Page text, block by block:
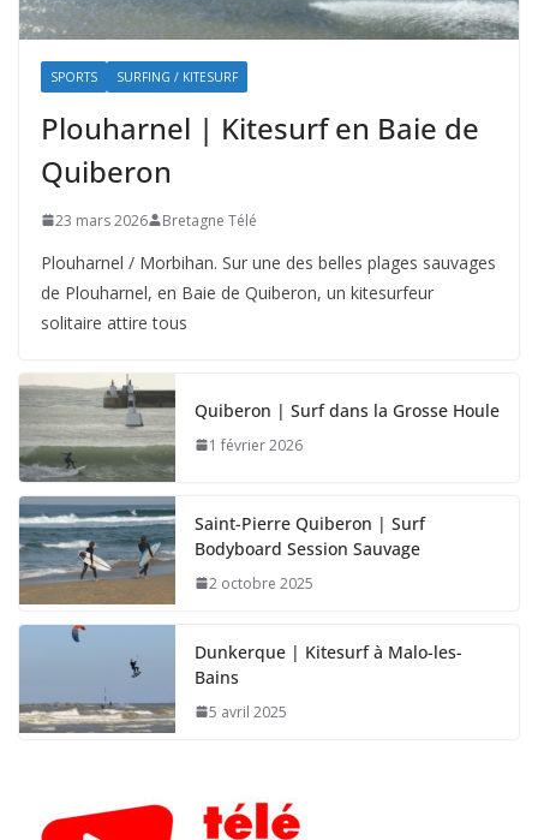
SPORTS SURFING / KITESURF
Plouharnel | Kitesurf en Baie de
Quiberon
23 mars 2026 Bretagne Télé
Plouharnel / Morbihan. Sur une des belles plages sauvages
de Plouharnel, en Baie de Quiberon, un kitesurfeur
solitaire attire tous
Quiberon | Surf dans la Grosse Houle
1 février 2026
Saint-Pierre Quiberon | Surf
Bodyboard Session Sauvage
2 octobre 2025
Dunkerque | Kitesurf à Malo-les-
Bains
5 avril 2025